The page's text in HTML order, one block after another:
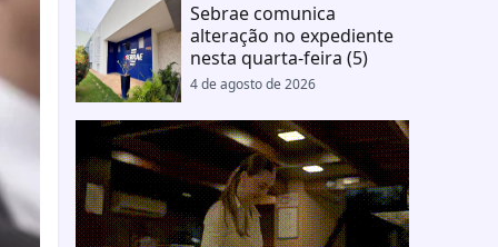
Sebrae comunica
alteração no expediente
nesta quarta-feira (5)
4 de agosto de 2026